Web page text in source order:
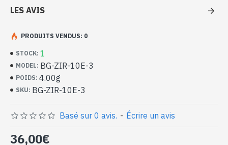
- Bague en argent véritable 925/1000, Rhodiage sans nickel
- Composée de zirconiums blancs, de 1mm de diamètre
Bague indienne argent rhodié et
oxydes de Zirconium (BG-ZIR-10E-3)
LES AVIS
STOCK: 1
MODEL: BG-ZIR-10E-3
POIDS: 4.00g
SKU: BG-ZIR-10E-3
PRODUITS VENDUS: 0
Basé sur 0 avis. - Écrire un avis
36,00€